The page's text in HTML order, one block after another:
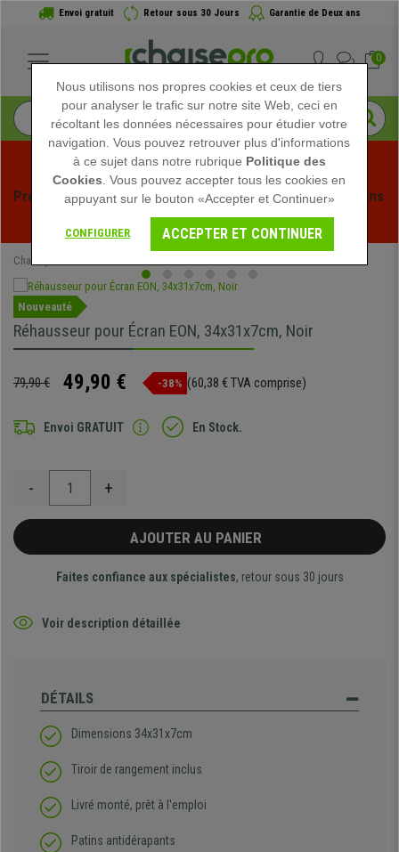
Envoi gratuit Retour sous 30 Jours Garantie de Deux ans
0
Profitez des soldes d'été chez Chaisepro ! Des réductions
exclusives pour une durée limitée - Voir l'offre
Chaisepro
Nouveauté
Réhausseur pour Écran EON, 34x31x7cm, Noir
79,90 € 49,90 € -38% (60,38 € TVA comprise)
Envoi GRATUIT En Stock.
- +
AJOUTER AU PANIER
Faites confiance aux spécialistes, retour sous 30 jours
Voir description détaillée
DÉTAILS
Dimensions 34x31x7cm
Tiroir de rangement inclus
Livré monté, prêt à l'emploi
Patins antidérapants
Nous utilisons nos propres cookies et ceux de tiers
pour analyser le trafic sur notre site Web, ceci en
récoltant les données nécessaires pour étudier votre
navigation. Vous pouvez retrouver plus d'informations
à ce sujet dans notre rubrique Politique des
Cookies . Vous pouvez accepter tous les cookies en
appuyant sur le bouton «Accepter et Continuer»
CONFIGURER ACCEPTER ET CONTINUER